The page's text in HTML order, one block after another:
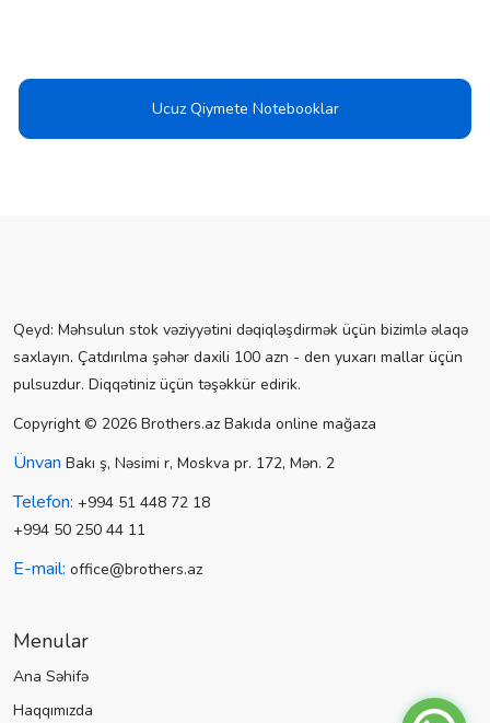
Ucuz Qiymete Notebooklar
Qeyd: Məhsulun stok vəziyyətini dəqiqləşdirmək üçün bizimlə əlaqə
saxlayın. Çatdırılma şəhər daxili 100 azn - den yuxarı mallar üçün
pulsuzdur. Diqqətiniz üçün təşəkkür edirik.
Copyright © 2026 Brothers.az Bakıda online mağaza
Ünvan Bakı ş, Nəsimi r, Moskva pr. 172, Mən. 2
Telefon: +994 51 448 72 18
+994 50 250 44 11
E-mail: office@brothers.az
Menular
Ana Səhifə
Haqqımızda